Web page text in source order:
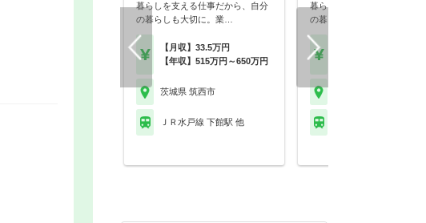
暮らしを支える仕事だから、自分
の暮らしも大切に。業…
【月収】33.5万円
【年収】515万円～650万円
茨城県 筑西市
ＪＲ水戸線 下館駅 他
暮らしを支える仕事だから、
の暮らしも大切に。業…